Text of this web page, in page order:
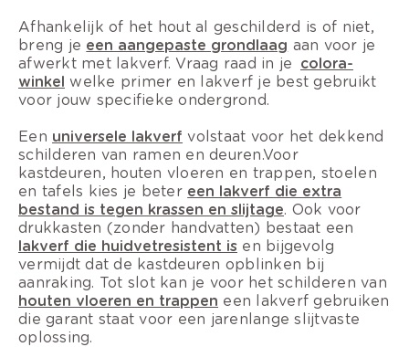
Afhankelijk of het hout al geschilderd is of niet,
breng je een aangepaste grondlaag aan voor je
afwerkt met lakverf. Vraag raad in je colora-
winkel welke primer en lakverf je best gebruikt
voor jouw specifieke ondergrond.
Een universele lakverf volstaat voor het dekkend
schilderen van ramen en deuren.Voor
kastdeuren, houten vloeren en trappen, stoelen
en tafels kies je beter een lakverf die extra
bestand is tegen krassen en slijtage. Ook voor
drukkasten (zonder handvatten) bestaat een
lakverf die huidvetresistent is en bijgevolg
vermijdt dat de kastdeuren opblinken bij
aanraking. Tot slot kan je voor het schilderen van
houten vloeren en trappen een lakverf gebruiken
die garant staat voor een jarenlange slijtvaste
oplossing.